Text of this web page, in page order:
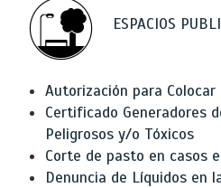
ESPACIOS
Autorización para
Certificado Generadores
Peligrosos y/o Tóxicos
Corte de pasto en casos
Denuncia de Líquidos en